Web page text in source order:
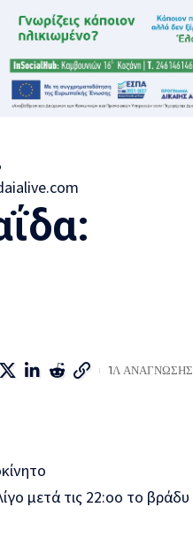
1Λ ΑΝΑΓΝΩΣΗΣ
μετά τις 22:οο το βράδυ